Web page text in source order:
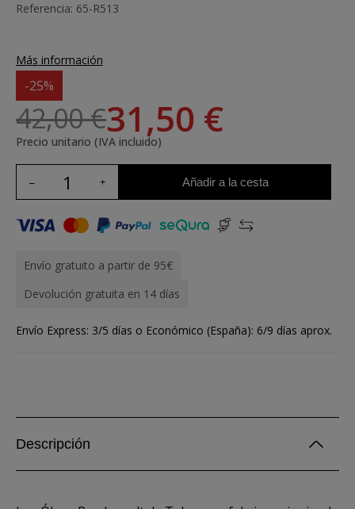
Referencia: 65-R513
Más información
-25%
42,00 €31,50 €
Precio unitario (IVA incluido)
Añadir a la cesta
Envío gratuito a partir de 95€
Devolución gratuita en 14 días
Envío Express: 3/5 días o Económico (España): 6/9 días aprox.
Descripción